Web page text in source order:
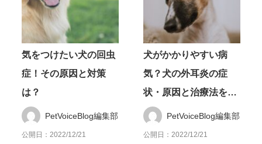
気をつけたい犬の回虫
症！その原因と対策
は？
PetVoiceBlog編集部
公開日：2022/12/21
犬がかかりやすい病
気？犬の外耳炎の症
状・原因と治療法を解
説
PetVoiceBlog編集部
公開日：2022/12/21